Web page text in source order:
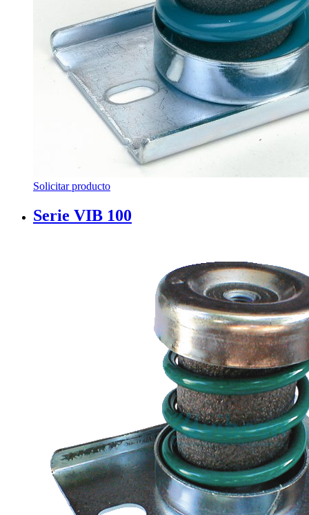
Solicitar producto
Serie VIB 100